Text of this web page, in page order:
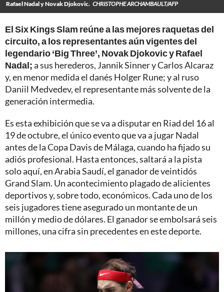
Rafael Nadal y Novak Djokovic. CHRISTOPHE ARCHAMBAULT/AFP
El Six Kings Slam reúne a las mejores raquetas del
circuito, a los representantes aún vigentes del
legendario ‘Big Three’, Novak Djokovic y Rafael
Nadal;a sus herederos, Jannik Sinner y Carlos Alcaraz
y, en menor medida el danés Holger Rune; y al ruso
Daniil Medvedev, el representante más solvente de la
generación intermedia.
Es esta exhibición que se va a disputar en Riad del 16 al
19 de octubre, el único evento que va a jugar Nadal
antes de la Copa Davis de Málaga, cuando ha fijado su
adiós profesional. Hasta entonces, saltará a la pista
solo aquí, en Arabia Saudí, el ganador de veintidós
Grand Slam. Un acontecimiento plagado de alicientes
deportivos y, sobre todo, económicos. Cada uno de los
seis jugadores tiene asegurado un montante de un
millón y medio de dólares. El ganador se embolsará seis
millones, una cifra sin precedentes en este deporte.